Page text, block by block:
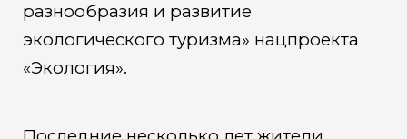
разнообразия и развитие
экологического туризма» нацпроекта
«Экология».